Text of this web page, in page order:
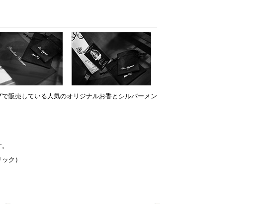
販売している人気のオリジナルお香とシルバーメン
ク）